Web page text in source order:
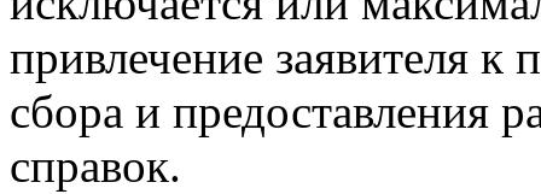
привлечение заявителя
сбора и предоставления
справок.